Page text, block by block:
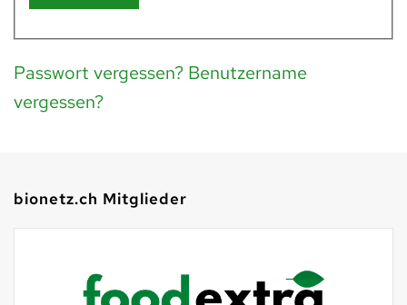
Passwort vergessen? Benutzername
vergessen?
bionetz.ch Mitglieder